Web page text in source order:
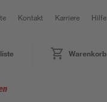
Kontakt Karriere Hilfe
Warenkorb